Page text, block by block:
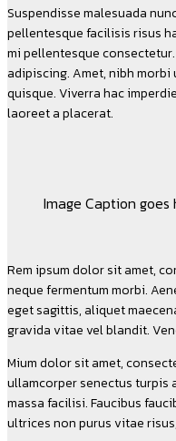
Suspendisse malesuada
pellentesque facilisis risus
mi pellentesque
adipiscing. Amet, nibh
quisque. Viverra hac
laoreet a placerat.
Image Caption goes
Rem ipsum dolor sit amet,
neque fermentum morbi.
eget sagittis, aliquet
gravida vitae vel blandit.
Mium dolor sit amet,
ullamcorper senectus turpis
massa facilisi. Faucibus
ultrices non purus vitae